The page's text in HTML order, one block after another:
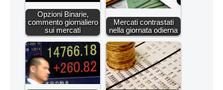
Opzioni Binarie,
commento giornaliero
sui mercati
Mercati contrastati
nella giornata odierna